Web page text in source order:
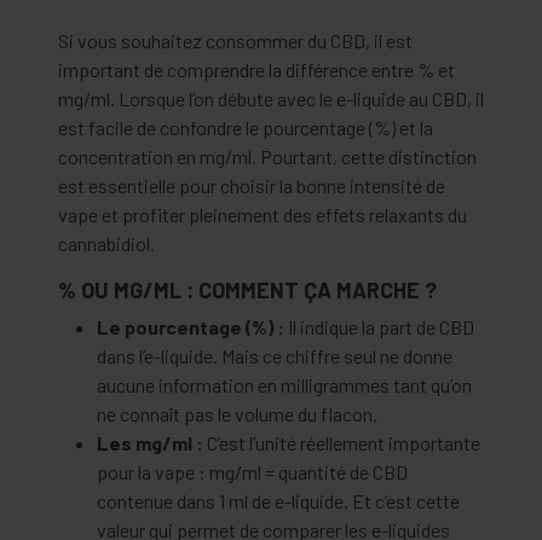
Si vous souhaitez consommer du CBD, il est
important de comprendre la différence entre % et
mg/ml. Lorsque l’on débute avec le e-liquide au CBD, il
est facile de confondre le pourcentage (%) et la
concentration en mg/ml. Pourtant, cette distinction
est essentielle pour choisir la bonne intensité de
vape et profiter pleinement des effets relaxants du
cannabidiol.
% OU MG/ML : COMMENT ÇA MARCHE ?
Le pourcentage (%) : Il indique la part de CBD
dans l’e-liquide. Mais ce chiffre seul ne donne
aucune information en milligrammes tant qu’on
ne connaît pas le volume du flacon.
Les mg/ml : C’est l’unité réellement importante
pour la vape : mg/ml = quantité de CBD
contenue dans 1 ml de e-liquide. Et c’est cette
valeur qui permet de comparer les e-liquides